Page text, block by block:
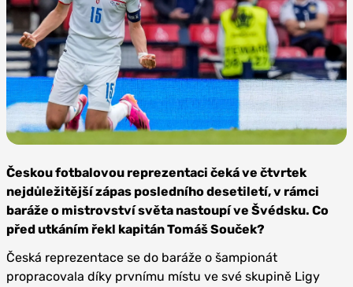
Ham United
Českou fotbalovou reprezentaci čeká ve čtvrtek
nejdůležitější zápas posledního desetiletí, v rámci
baráže o mistrovství světa nastoupí ve Švédsku. Co
před utkáním řekl kapitán Tomáš Souček?
Česká reprezentace se do baráže o šampionát
propracovala díky prvnímu místu ve své skupině Ligy